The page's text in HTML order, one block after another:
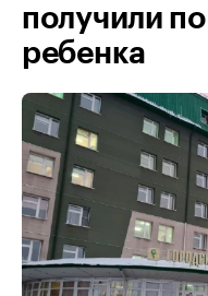
получили
ребенка